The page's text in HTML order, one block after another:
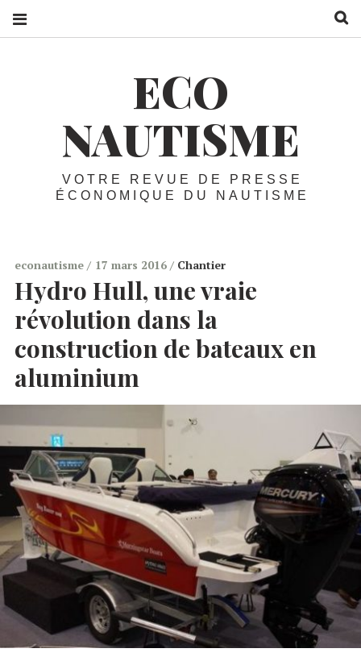
ECO
NAUTISME
VOTRE REVUE DE PRESSE
ÉCONOMIQUE DU NAUTISME
econautisme 17 mars 2016 Chantier
Hydro Hull, une vraie
révolution dans la
construction de bateaux en
aluminium